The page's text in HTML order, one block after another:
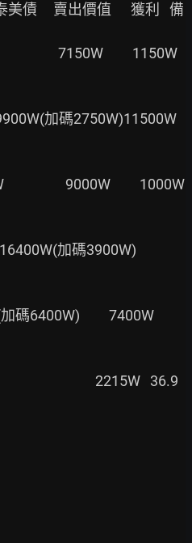
美債     賣出價值      獲利   備
7150W         1150W
加碼2750W)11500W
9000W         1000W
加碼3900W)
碼6400W)         7400W
2215W   36.9